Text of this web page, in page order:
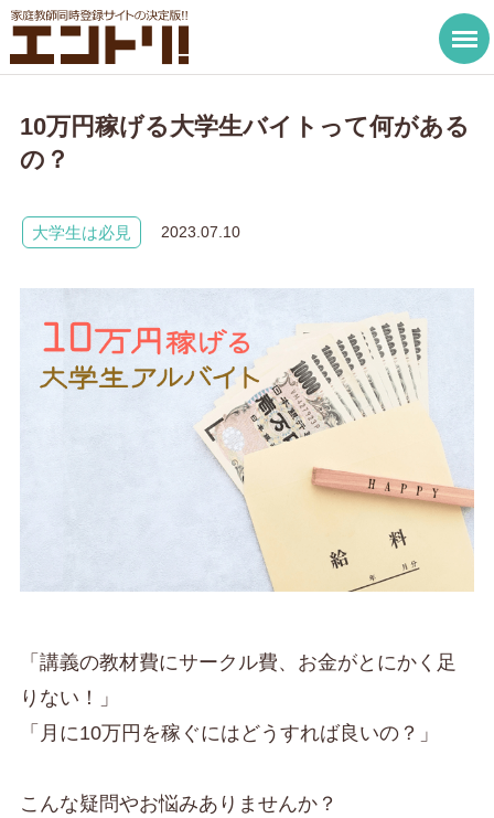
10万円稼げる大学生バイトって何がある
の？
大学生は必見 2023.07.10
「講義の教材費にサークル費、お金がとにかく足
りない！」
「月に10万円を稼ぐにはどうすれば良いの？」
こんな疑問やお悩みありませんか？